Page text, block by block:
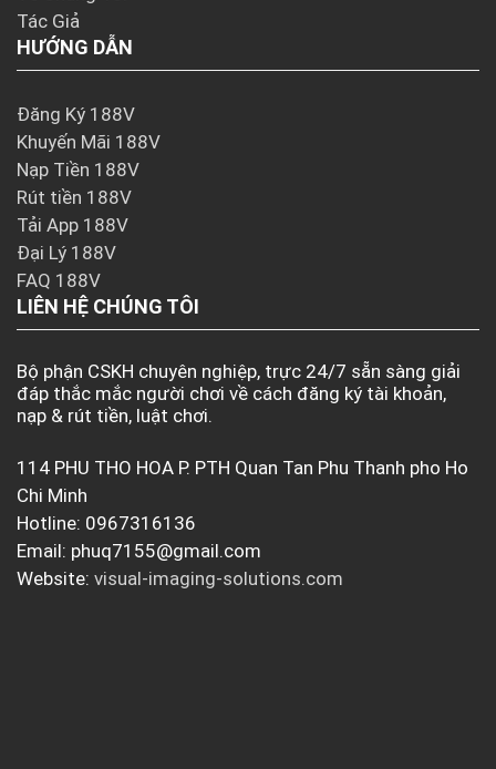
Tác Giả
HƯỚNG DẪN
Đăng Ký 188V
Khuyến Mãi 188V
Nạp Tiền 188V
Rút tiền 188V
Tải App 188V
Đại Lý 188V
FAQ 188V
LIÊN HỆ CHÚNG TÔI
Bộ phận CSKH chuyên nghiệp, trực 24/7 sẵn sàng giải
đáp thắc mắc người chơi về cách đăng ký tài khoản,
nạp & rút tiền, luật chơi.
114 PHU THO HOA P. PTH Quan Tan Phu Thanh pho Ho
Chi Minh
Hotline: 0967316136
Email: phuq7155@gmail.com
Website: visual-imaging-solutions.com